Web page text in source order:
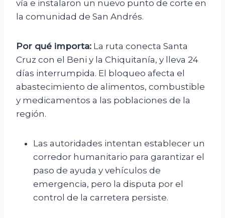
vía e instalaron un nuevo punto de corte en
la comunidad de San Andrés.
Por qué importa: La ruta conecta Santa
Cruz con el Beni y la Chiquitanía, y lleva 24
días interrumpida. El bloqueo afecta el
abastecimiento de alimentos, combustible
y medicamentos a las poblaciones de la
región.
Las autoridades intentan establecer un
corredor humanitario para garantizar el
paso de ayuda y vehículos de
emergencia, pero la disputa por el
control de la carretera persiste.